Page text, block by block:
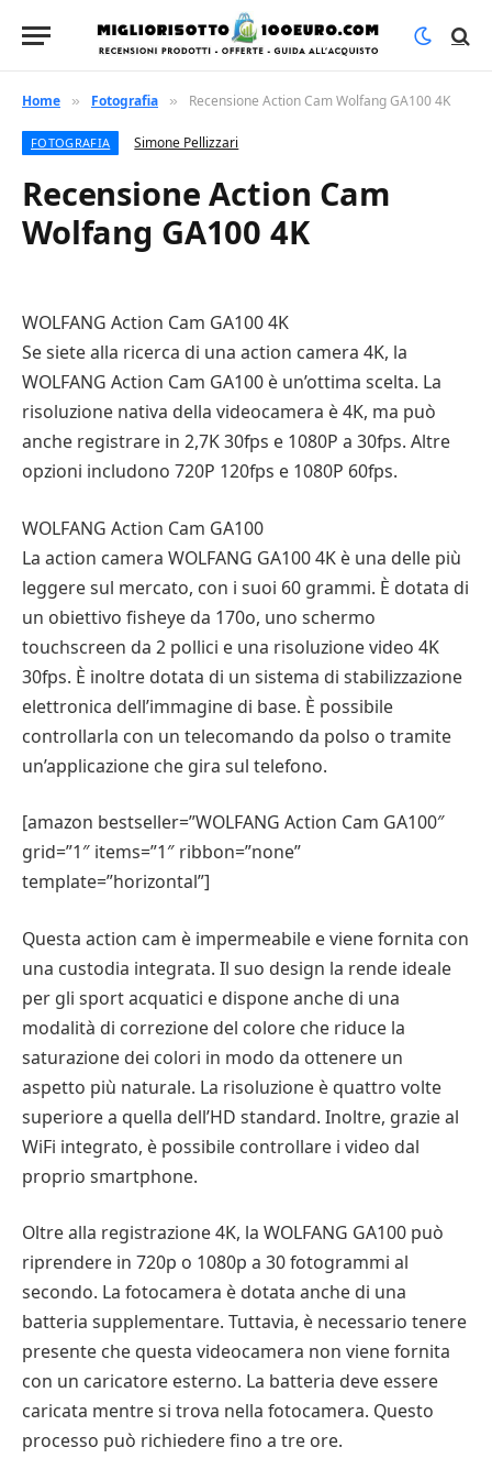
Home » Fotografia » Recensione Action Cam Wolfang GA100 4K
FOTOGRAFIA Simone Pellizzari
Recensione Action Cam
Wolfang GA100 4K
WOLFANG Action Cam GA100 4K
Se siete alla ricerca di una action camera 4K, la
WOLFANG Action Cam GA100 è un’ottima scelta. La
risoluzione nativa della videocamera è 4K, ma può
anche registrare in 2,7K 30fps e 1080P a 30fps. Altre
opzioni includono 720P 120fps e 1080P 60fps.
WOLFANG Action Cam GA100
La action camera WOLFANG GA100 4K è una delle più
leggere sul mercato, con i suoi 60 grammi. È dotata di
un obiettivo fisheye da 170o, uno schermo
touchscreen da 2 pollici e una risoluzione video 4K
30fps. È inoltre dotata di un sistema di stabilizzazione
elettronica dell’immagine di base. È possibile
controllarla con un telecomando da polso o tramite
un’applicazione che gira sul telefono.
[amazon bestseller=”WOLFANG Action Cam GA100″
grid=”1″ items=”1″ ribbon=”none”
template=”horizontal”]
Questa action cam è impermeabile e viene fornita con
una custodia integrata. Il suo design la rende ideale
per gli sport acquatici e dispone anche di una
modalità di correzione del colore che riduce la
saturazione dei colori in modo da ottenere un
aspetto più naturale. La risoluzione è quattro volte
superiore a quella dell’HD standard. Inoltre, grazie al
WiFi integrato, è possibile controllare i video dal
proprio smartphone.
Oltre alla registrazione 4K, la WOLFANG GA100 può
riprendere in 720p o 1080p a 30 fotogrammi al
secondo. La fotocamera è dotata anche di una
batteria supplementare. Tuttavia, è necessario tenere
presente che questa videocamera non viene fornita
con un caricatore esterno. La batteria deve essere
caricata mentre si trova nella fotocamera. Questo
processo può richiedere fino a tre ore.